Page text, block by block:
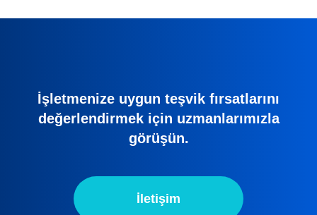
İşletmenize uygun teşvik fırsatlarını
değerlendirmek için uzmanlarımızla
görüşün.
İletişim